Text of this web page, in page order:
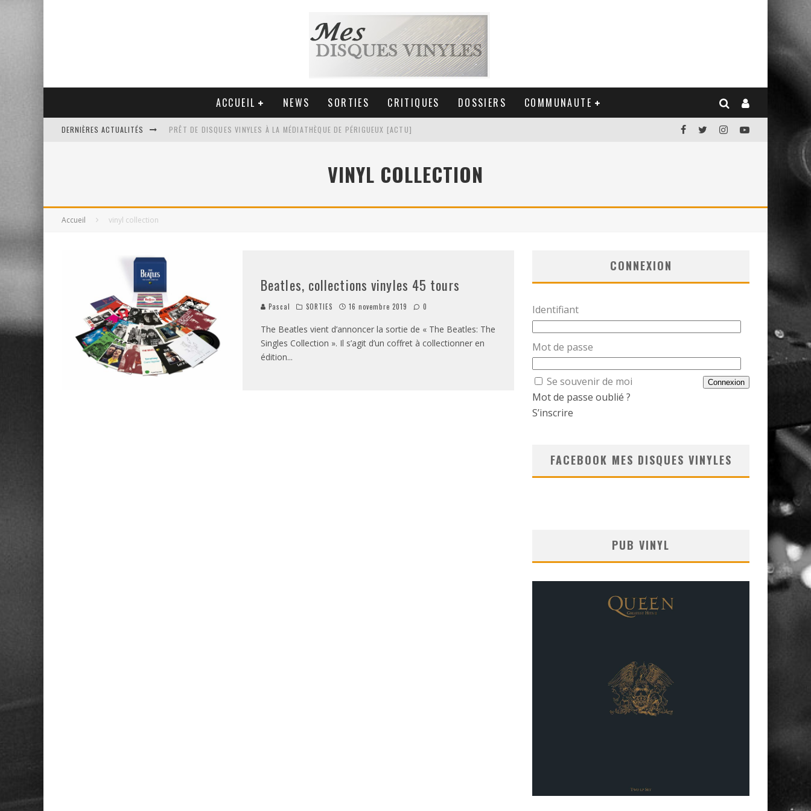
ACCUEIL NEWS SORTIES CRITIQUES DOSSIERS COMMUNAUTE
DERNIÈRES ACTUALITÉS PRÊT DE DISQUES VINYLES À LA MÉDIATHÈQUE DE PÉRIGUEUX [ACTU]
VENTE AUX ENCHÈRES D'UNE COLLECTION DE 6000 VINYLESVINYL COLLECTION
Accueil vinyl collection
Beatles, collections vinyles 45 tours
Pascal SORTIES 16 novembre 2019 0
The Beatles vient d’annoncer la sortie de « The Beatles: The
Singles Collection ». Il s’agit d’un coffret à collectionner en
édition...
CONNEXION
Identifiant
Mot de passe
Se souvenir de moi
Mot de passe oublié ?
S’inscrire
FACEBOOK MES DISQUES VINYLES
PUB VINYL